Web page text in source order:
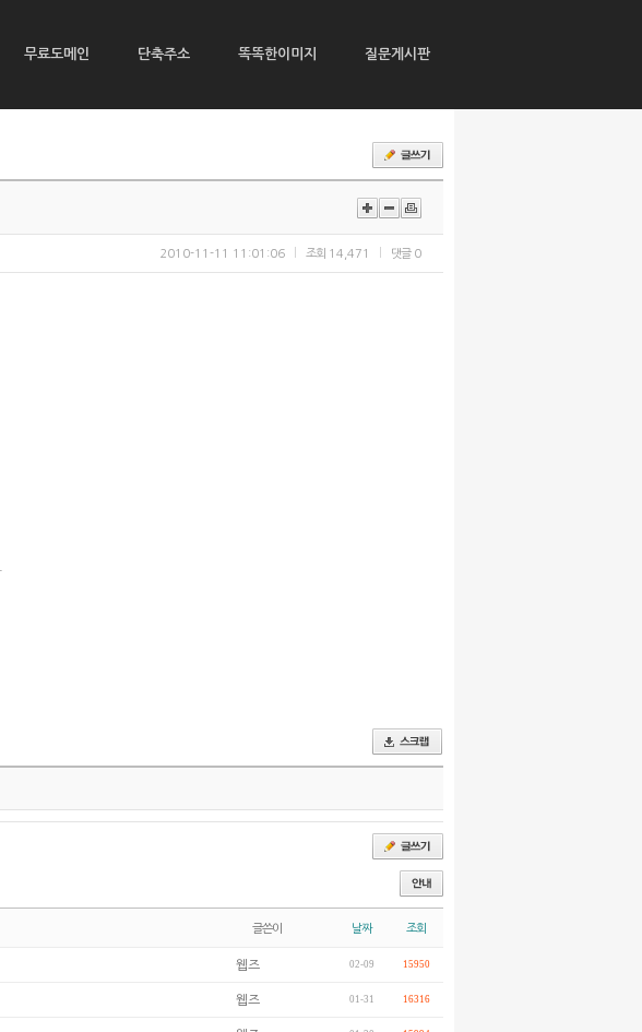
무료도메인 단축주소 똑똑한이미지 질문게시판
2010-11-11 11:01:06 조회 14,471 댓글 0
글쓴이 날짜 조회
웹즈 02-09 15950
웹즈 01-31 16316